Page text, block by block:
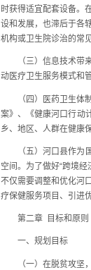
时获得适宜配套设备。
设和发展，也滞后于各
机构或卫生院诊治的常
（三）信息技术带来
动医疗卫生服务模式和
（四）医药卫生体制
案》、《健康河口行动
乡、地区、人群在健康
（五）河口县作为国
空间。为了做好“跨境
不仅需要调整和优化河
疗保健服务项目、引进
第二章 目标和原则
一、规划目标
（一）在脱贫攻坚，